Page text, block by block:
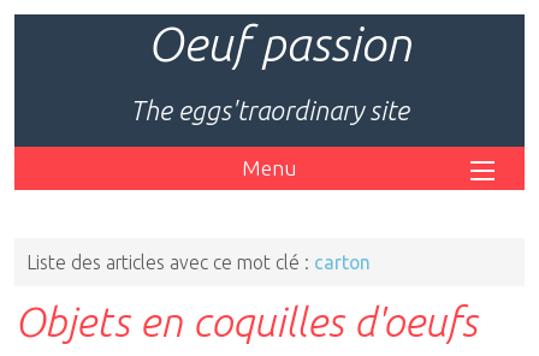
Oeuf passion
The eggs'traordinary site
Menu
Liste des articles avec ce mot clé : carton
Objets en coquilles d'oeufs